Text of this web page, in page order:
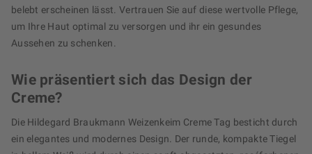
belebt erscheinen lässt. Vertrauen Sie auf diese wertvolle Pflege,
um Ihre Haut optimal zu versorgen und ihr ein gesundes
Aussehen zu schenken.
Wie präsentiert sich das Design der
Creme?
Die Hildegard Braukmann Weizenkeim Creme Tag besticht durch
ein elegantes und modernes Design. Der runde, kompakte Tiegel